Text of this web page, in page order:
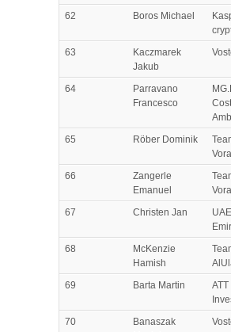
62 Boros Michael
63
Kaczmarek
Jakub
64
Parravano
Francesco
65 Röber Dominik
66
Zangerle
Emanuel
67 Christen Jan
68
McKenzie
Hamish
69 Barta Martin
ATT
70
Banaszak